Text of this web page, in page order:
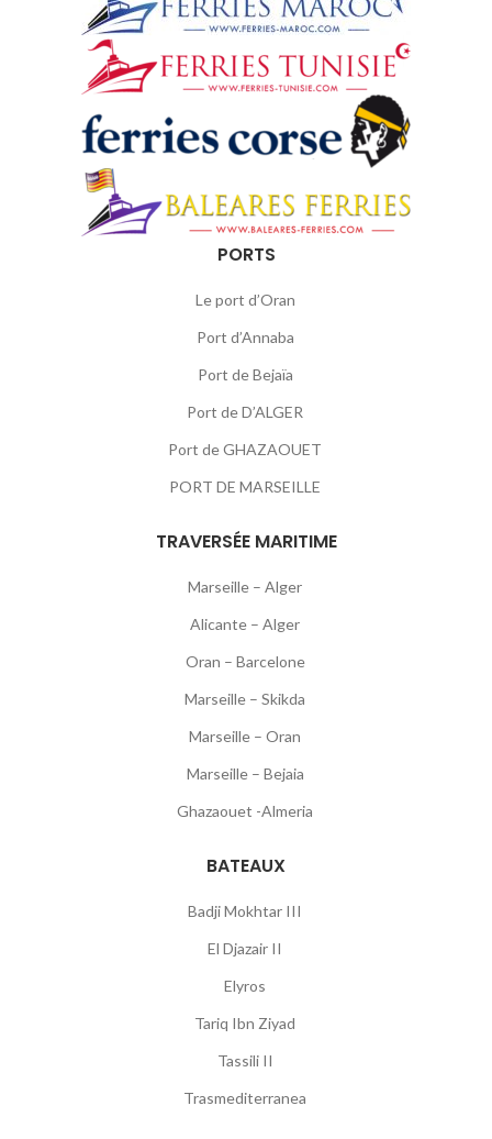
PORTS
Le port d’Oran
Port d’Annaba
Port de Bejaïa
Port de D’ALGER
Port de GHAZAOUET
PORT DE MARSEILLE
TRAVERSÉE MARITIME
Marseille – Alger
Alicante – Alger
Oran – Barcelone
Marseille – Skikda
Marseille – Oran
Marseille – Bejaia
Ghazaouet -Almeria
BATEAUX
Badji Mokhtar III
El Djazair II
Elyros
Tariq Ibn Ziyad
Tassili II
Trasmediterranea